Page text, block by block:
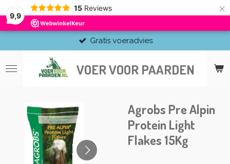
9,9
15 Reviews ×
VOER VOOR PAARDEN
Gratis voeradvies
Agrobs Pre Alpin
Protein Light
Flakes 15Kg